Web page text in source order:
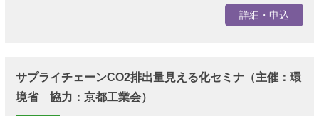
詳細・申込
サプライチェーンCO2排出量見える化セミナ（主催：環
境省 協力：京都工業会）